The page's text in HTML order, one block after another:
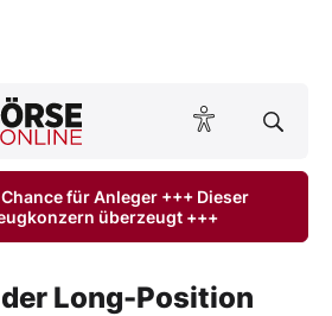
BÖRSE ONLINE lesen
für Anleger +++ Dieser
überzeugt +++
Long-Position